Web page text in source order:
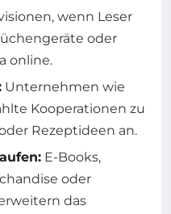
wenn Leser
oder
online.
Unternehmen wie
Kooperationen zu
Rezeptideen an.
E-Books,
oder
das